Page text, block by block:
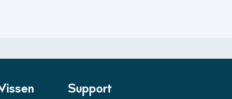
im Vergabeverfahren► 3:18 Min
von Angeboten Lektion
Support